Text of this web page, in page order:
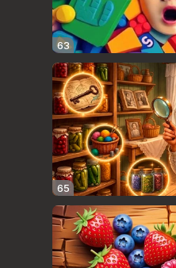
63
65